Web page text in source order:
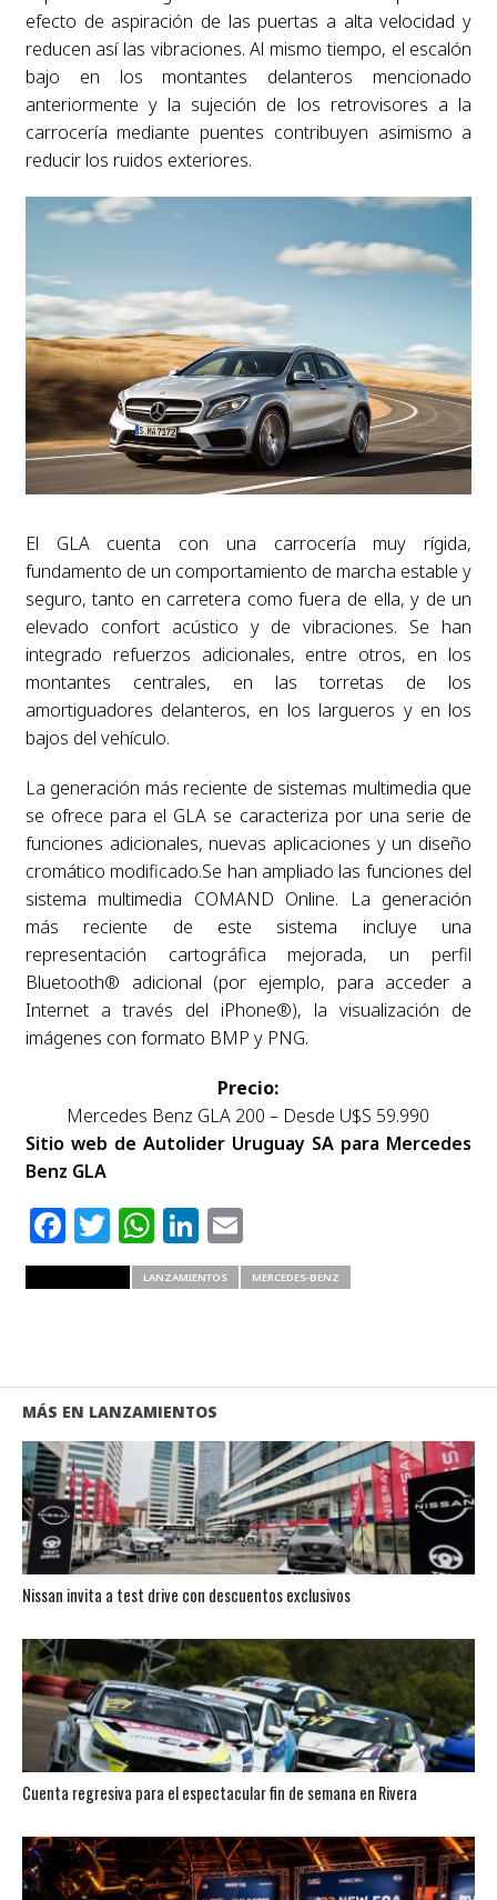
efecto de aspiración de las puertas a alta velocidad y
reducen así las vibraciones. Al mismo tiempo, el escalón
bajo en los montantes delanteros mencionado
anteriormente y la sujeción de los retrovisores a la
carrocería mediante puentes contribuyen asimismo a
reducir los ruidos exteriores.
El GLA cuenta con una carrocería muy rígida,
fundamento de un comportamiento de marcha estable y
seguro, tanto en carretera como fuera de ella, y de un
elevado confort acústico y de vibraciones. Se han
integrado refuerzos adicionales, entre otros, en los
montantes centrales, en las torretas de los
amortiguadores delanteros, en los largueros y en los
bajos del vehículo.
La generación más reciente de sistemas multimedia que
se ofrece para el GLA se caracteriza por una serie de
funciones adicionales, nuevas aplicaciones y un diseño
cromático modificado.Se han ampliado las funciones del
sistema multimedia COMAND Online. La generación
más reciente de este sistema incluye una
representación cartográfica mejorada, un perfil
Bluetooth® adicional (por ejemplo, para acceder a
Internet a través del iPhone®), la visualización de
imágenes con formato BMP y PNG.
Precio:
Mercedes Benz GLA 200 – Desde U$S 59.990
Sitio web de Autolider Uruguay SA para Mercedes
Benz GLA
Facebook
Twitter
WhatsApp
LinkedIn
Email
LANZAMIENTOS MERCEDES-BENZ
MÁS EN LANZAMIENTOS
Nissan invita a test drive con descuentos exclusivos
Cuenta regresiva para el espectacular fin de semana en Rivera